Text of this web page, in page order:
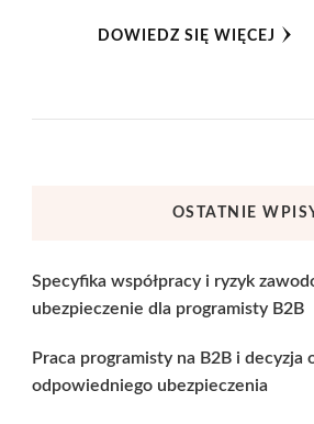
DOWIEDZ SIĘ WIĘCEJ
OSTATNIE
Specyfika współpracy i ryzyk
ubezpieczenie dla programisty B2B
Praca programisty na B2B i decyzja
odpowiedniego ubezpieczenia